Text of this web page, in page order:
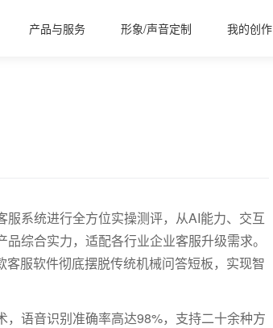
产品与服务 形象/声音定制 我的创作
服系统进行全方位实操测评，从AI能力、交互
综合实力，适配各行业企业客服升级需求。
服软件彻底摆脱传统机械问答短板，实现智
，语音识别准确率高达98%，支持二十余种方